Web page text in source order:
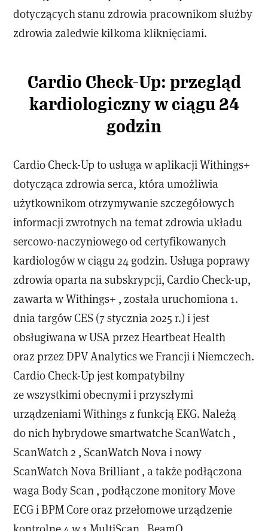
dotyczących stanu zdrowia pracownikom służby
zdrowia zaledwie kilkoma kliknięciami.
Cardio Check-Up: przegląd
kardiologiczny w ciągu 24
godzin
Cardio Check-Up to usługa w aplikacji Withings+
dotycząca zdrowia serca, która umożliwia
użytkownikom otrzymywanie szczegółowych
informacji zwrotnych na temat zdrowia układu
sercowo-naczyniowego od certyfikowanych
kardiologów w ciągu 24 godzin. Usługa poprawy
zdrowia oparta na subskrypcji, Cardio Check-up,
zawarta w Withings+ , została uruchomiona 1.
dnia targów CES (7 stycznia 2025 r.) i jest
obsługiwana w USA przez Heartbeat Health
oraz przez DPV Analytics we Francji i Niemczech.
Cardio Check-Up jest kompatybilny
ze wszystkimi obecnymi i przyszłymi
urządzeniami Withings z funkcją EKG. Należą
do nich hybrydowe smartwatche ScanWatch ,
ScanWatch 2 , ScanWatch Nova i nowy
ScanWatch Nova Brilliant , a także podłączona
waga Body Scan , podłączone monitory Move
ECG i BPM Core oraz przełomowe urządzenie